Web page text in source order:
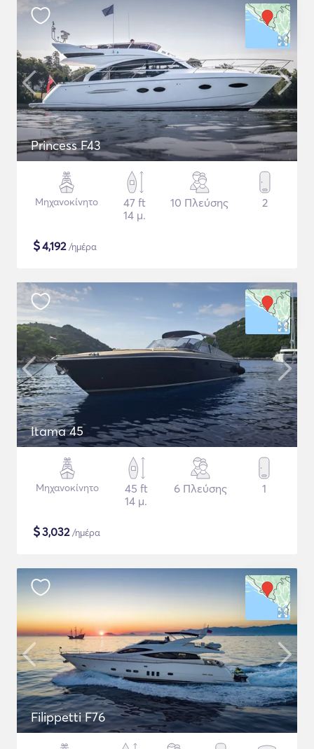
Princess F43
Μηχανοκίνητο
47 ft
14 μ.
10 Πλεύσης 2
$4,192/ημέρα
Itama 45
Μηχανοκίνητο
45 ft
14 μ.
6 Πλεύσης 1
$3,032/ημέρα
Filippetti F76